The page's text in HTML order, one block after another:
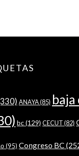
ANAYA(85)
bc(129) CECUT(82)
(95) Congreso BC